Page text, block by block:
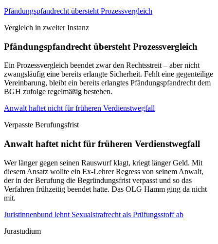
Pfändungspfandrecht übersteht Prozessvergleich
Vergleich in zweiter Instanz
Pfändungspfandrecht übersteht Prozessvergleich
Ein Prozessvergleich beendet zwar den Rechtsstreit – aber nicht
zwangsläufig eine bereits erlangte Sicherheit. Fehlt eine gegenteilige
Vereinbarung, bleibt ein bereits erlangtes Pfändungspfandrecht dem
BGH zufolge regelmäßig bestehen.
Anwalt haftet nicht für früheren Verdienstwegfall
Verpasste Berufungsfrist
Anwalt haftet nicht für früheren Verdienstwegfall
Wer länger gegen seinen Rauswurf klagt, kriegt länger Geld. Mit
diesem Ansatz wollte ein Ex-Lehrer Regress von seinem Anwalt,
der in der Berufung die Begründungsfrist verpasst und so das
Verfahren frühzeitig beendet hatte. Das OLG Hamm ging da nicht
mit.
Juristinnenbund lehnt Sexualstrafrecht als Prüfungsstoff ab
Jurastudium